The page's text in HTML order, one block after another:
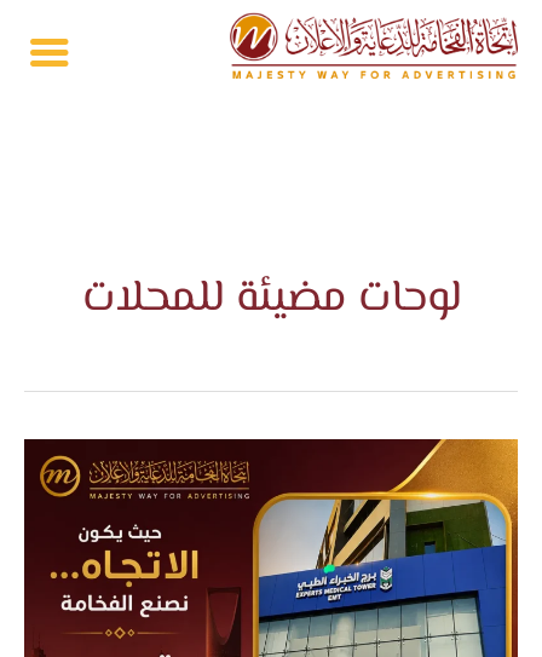
تخطي
إلى
المحتوى
لوحات مضيئة للمحلات
تصميم
لوحات
محلات
بالرياض
الفخامة